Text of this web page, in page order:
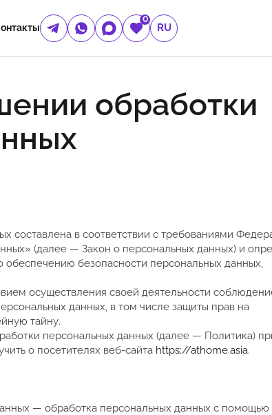
0
RU
обработки
составлена в соответствии с требованиями
(далее — Закон о персональных данных) и
безопасности персональных данных,
осуществления своей деятельности
данных, в том числе защиты прав на
тайну.
персональных данных (далее — Политика)
о посетителях веб-сайта https://athome.asia.
— обработка персональных данных с помощью